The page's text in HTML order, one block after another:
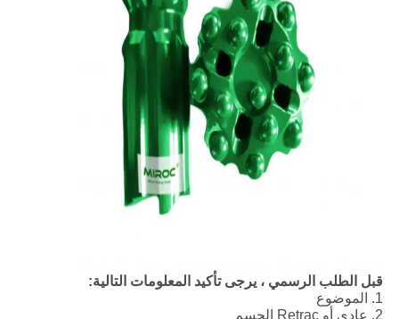
قبل الطلب الرسمي ، يرجى تأكيد المعلومات التالية:
1. الموضوع
2. عادي أو Retrac الجسم